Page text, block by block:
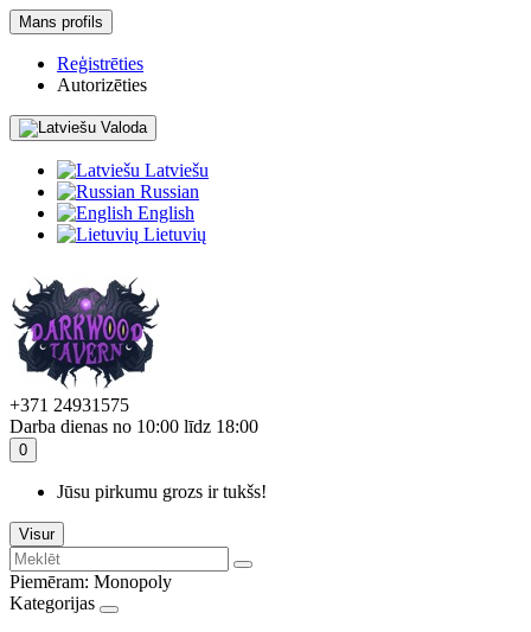
Mans profils
Reģistrēties
Autorizēties
Valoda
Latviešu
Russian
English
Lietuvių
+371 24931575
Darba dienas no 10:00 līdz 18:00
0
Jūsu pirkumu grozs ir tukšs!
Visur
Piemēram: Monopoly
Kategorijas